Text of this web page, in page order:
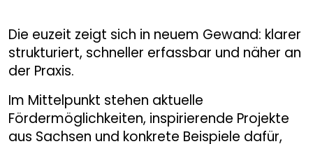
Die euzeit zeigt sich in neuem Gewand: klarer
strukturiert, schneller erfassbar und näher an
der Praxis.
Im Mittelpunkt stehen aktuelle
Fördermöglichkeiten, inspirierende Projekte
aus Sachsen und konkrete Beispiele dafür,